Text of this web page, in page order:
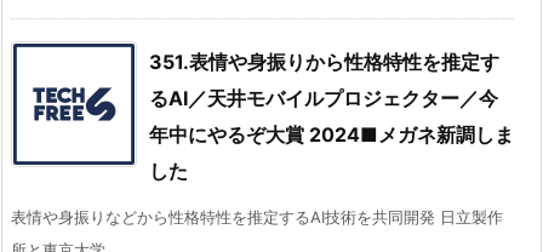
351.表情や身振りから性格特性を推定す
るAI／天井モバイルプロジェクター／今
年中にやるぞ大賞 2024■メガネ新調しま
した
表情や身振りなどから性格特性を推定するAI技術を共同開発 日立製作